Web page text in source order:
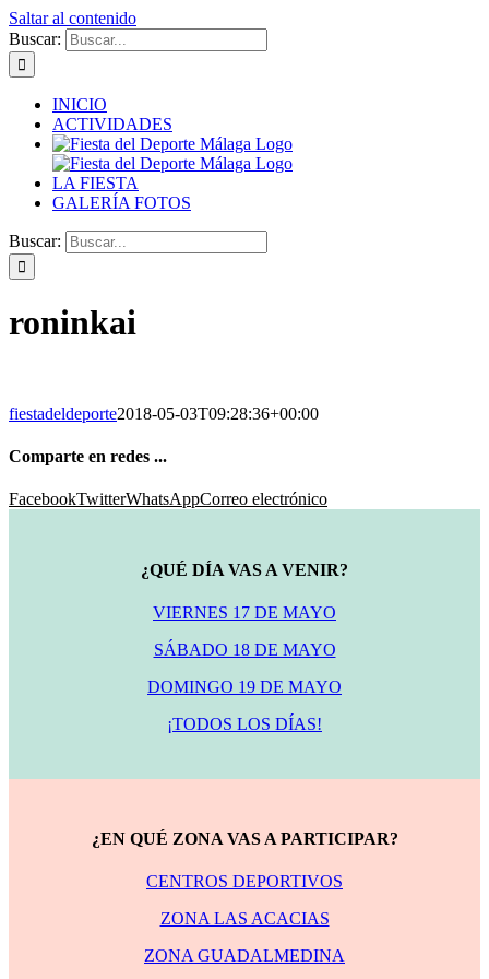
Saltar al contenido
Buscar:
INICIO
ACTIVIDADES
LA FIESTA
GALERÍA FOTOS
Buscar:
roninkai
fiestadeldeporte2018-05-03T09:28:36+00:00
Comparte en redes ...
FacebookTwitterWhatsAppCorreo electrónico
¿QUÉ DÍA VAS A VENIR?
VIERNES 17 DE MAYO
SÁBADO 18 DE MAYO
DOMINGO 19 DE MAYO
¡TODOS LOS DÍAS!
¿EN QUÉ ZONA VAS A PARTICIPAR?
CENTROS DEPORTIVOS
ZONA LAS ACACIAS
ZONA GUADALMEDINA